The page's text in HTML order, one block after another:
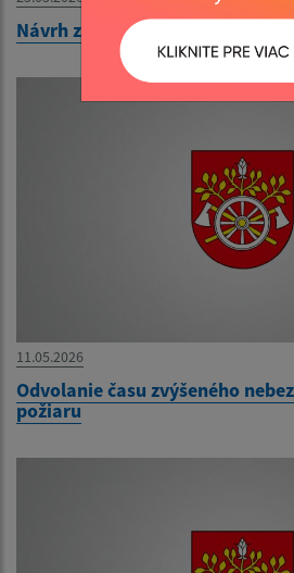
Návrh záverečného účtu obce
11.05.2026
Odvolanie času zvýšeného
požiaru